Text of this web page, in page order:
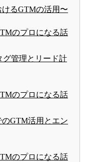
けるGTMの活用〜
のプロになる話
グ管理とリード計
のプロになる話
GTM活用とエン
のプロになる話